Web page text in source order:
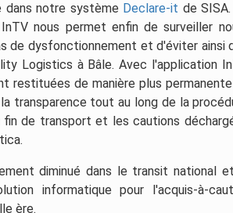
dans notre système Declare-it de
nous permet enfin de surveiller
de dysfonctionnement et d'éviter ainsi
Logistics à Bâle. Avec l'application
restituées de manière plus
transparence tout au long de la
de transport et les cautions
diminué dans le transit national
informatique pour l'acquis-à-
ère.